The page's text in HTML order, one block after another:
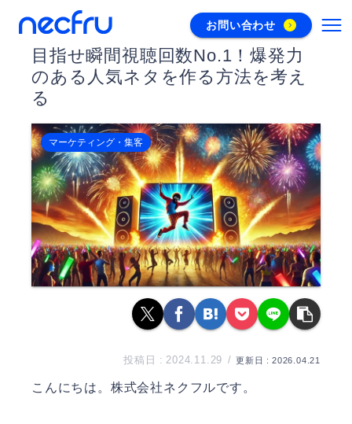
お問い合わせ
目指せ瞬間視聴回数No.1！爆発力
のある人気ネタを作る方法を考え
る
マーケティング・集客
2024.11.29 2026.04.21
こんにちは。 株式会社ネクフルです。